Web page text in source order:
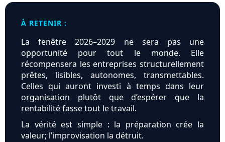
À RETENIR :
La fenêtre 2026–2029 ne sera pas une
opportunité pour tout le monde. Elle
récompensera les entreprises structurellement
prêtes, lisibles, autonomes, transmettables.
Celles qui auront investi à temps dans leur
organisation plutôt que d’espérer que la
rentabilité fasse tout le travail.
La vérité est simple : la préparation crée la
valeur; l’improvisation la détruit.